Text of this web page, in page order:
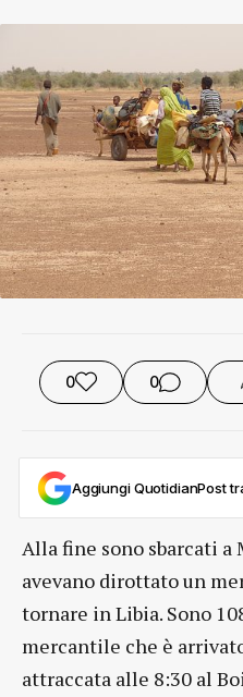
0 0
Aggiungi QuotidianPost
Alla fine sono sbarcati
avevano dirottato un
tornare in Libia. Sono
mercantile che è
attraccata alle 8:30 al